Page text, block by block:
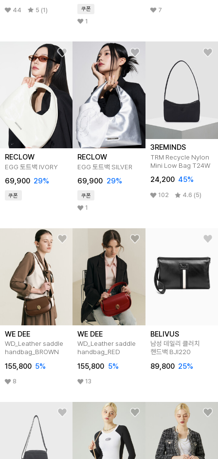
44 5 (1) 쿠폰
1
7
RECLOW
EGG 토트백 IVORY
69,900 29%
쿠폰
RECLOW
EGG 토트백 SILVER
69,900 29%
쿠폰
1
3REMINDS
TRM Recycle Nylon
Mini Low Bag T24W
24,200 45%
102 4.6 (5)
WE DEE
WD_Leather saddle
handbag_BROWN
155,800 5%
8
WE DEE
WD_Leather saddle
handbag_RED
155,800 5%
13
BELIVUS
남성 데일리 클러치
핸드백 BJI220
89,800 25%